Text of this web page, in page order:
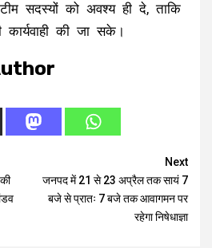
सदस्यों को अवश्य ही दे, ताकि
कार्यवाही की जा सके।
Next
जनपद में 21 से 23 अप्रैल तक सायं 7
बजे से प्रातः 7 बजे तक आवागमन पर
रहेगा निषेधाज्ञा